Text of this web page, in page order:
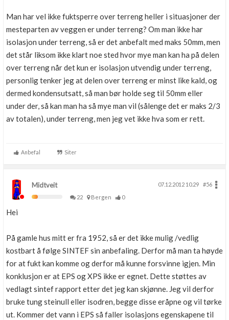
Man har vel ikke fuktsperre over terreng heller i situasjoner der
mesteparten av veggen er under terreng? Om man ikke har
isolasjon under terreng, så er det anbefalt med maks 50mm, men
det står liksom ikke klart noe sted hvor mye man kan ha på delen
over terreng når det kun er isolasjon utvendig under terreng,
personlig tenker jeg at delen over terreng er minst like kald, og
dermed kondensutsatt, så man bør holde seg til 50mm eller
under der, så kan man ha så mye man vil (sålenge det er maks 2/3
av totalen), under terreng, men jeg vet ikke hva som er rett.
Anbefal Siter
Midtveit 07.12.2012 10.29
#56
22
Bergen 0
Hei
På gamle hus mitt er fra 1952, så er det ikke mulig /vedlig
kostbart å følge SINTEF sin anbefaling. Derfor må man ta høyde
for at fukt kan komme og derfor må kunne forsvinne igjen. Min
konklusjon er at EPS og XPS ikke er egnet. Dette støttes av
vedlagt sintef rapport etter det jeg kan skjønne. Jeg vil derfor
bruke tung steinull eller isodren, begge disse eråpne og vil tørke
ut. Kommer det vann i EPS så faller isolasjons egenskapene til